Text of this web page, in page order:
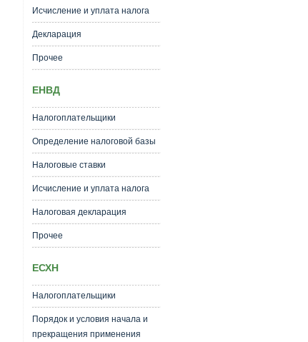
Исчисление и уплата налога
Декларация
Прочее
ЕНВД
Налогоплательщики
Определение налоговой базы
Налоговые ставки
Исчисление и уплата налога
Налоговая декларация
Прочее
ЕСХН
Налогоплательщики
Порядок и условия начала и
прекращения применения